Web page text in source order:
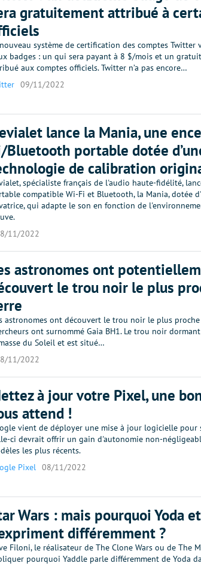
gratuitement attribué à
système de certification des comptes Twitter
badges : un qui sera payant à 8 $/mois et un
aux comptes officiels. Twitter n’a pas encore…
09/11/2022
lance la Mania, une
Bluetooth portable dotée
de calibration
spécialiste français de l'audio haute-fidélité,
compatible Wi-Fi et Bluetooth, la Mania, dotée
qui adapte le son en fonction de
11/2022
astronomes ont
le trou noir le plus
astronomes ont découvert le trou noir le plus proche
ont surnommé Gaia BH1. Le trou noir
du Soleil et est situé…
11/2022
à jour votre Pixel, une
attend !
vient de déployer une mise à jour logicielle pour
ci devrait offrir un gain d'autonomie non-
les plus récents.
Pixel 08/11/2022
Wars : mais pourquoi Yoda
différemment ?
Filoni, le réalisateur de The Clone Wars ou de The
pourquoi Yaddle parle différemment de Yoda